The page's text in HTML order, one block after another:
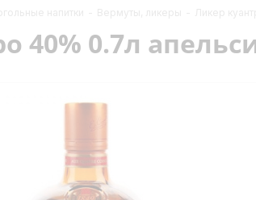
40% 0.7л